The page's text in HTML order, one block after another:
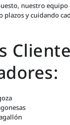
nuestro equipo
plazos y cuidando